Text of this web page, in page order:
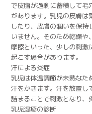
で皮脂が過剰に蓄積して毛
があります。乳児の皮膚
したり、皮膚の潤いを保
いません。そのため乾燥
摩擦といった、少しの刺激
起こす場合があります。
汗による炎症
乳児は体温調節が未熟なた
汗をかきます。汗を放置し
詰まることで刺激となり、
乳児湿疹の診断